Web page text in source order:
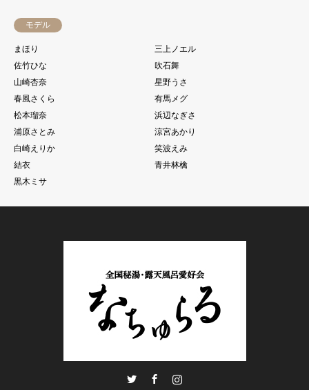
モデル
まほり
三上ノエル
佐竹ひな
吹石舞
山崎杏奈
星野うさ
春風さくら
有馬メグ
松本瑠奈
浜辺なぎさ
浦原さとみ
涼宮あかり
白崎えりか
笑波えみ
結衣
青井林檎
黒木ミサ